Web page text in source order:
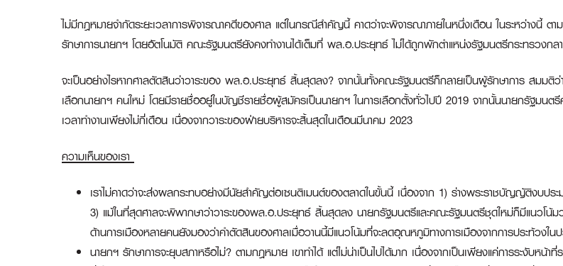
ไม่มีกฎหมายจำกัดระยะเวลาการพิจารณาคดีของศาล แต่ในกรณีสำคัญนี้ คาดว่าจะพิจารณาภายในหนึ่งเดือน ในระหว่าง
รักษาการนายกฯ โดยอัตโนมัติ คณะรัฐมนตรียังคงทำงานได้เต็มที่ พล.อ.ประยุทธ์ ไม่ได้ถูกพักตำแหน่งรัฐมนตรีกระทรวงกลา
จะเป็นอย่างไรหากศาลตัดสินว่าวาระของ พล.อ.ประยุทธ์ สิ้นสุดลง? จากนั้นทั้งคณะรัฐมนตรีก็กลายเป็นผู้รักษาการ สมมติ
เลือกนายกฯ คนใหม่ โดยมีรายชื่ออยู่ในบัญชีรายชื่อผู้สมัครเป็นนายกฯ ในการเลือกตั้งทั่วไปปี 2019 จากนั้นนายกรัฐมน
เวลาทำงานเพียงไม่กี่เดือน เนื่องจากวาระของฝ่ายบริหารจะสิ้นสุดในเดือนมีนาคม 2023
ความเห็นของเรา
เราไม่คาดว่าจะส่งผลกระทบอย่างมีนัยสำคัญต่อเซนติเมนต์ของตลาดในขั้นนี้ เนื่องจาก 1) ร่างพระราชบัญญัติงบป
3) แม้ในที่สุดศาลจะพิพากษาว่าวาระของพล.อ.ประยุทธ์ สิ้นสุดลง นายกรัฐมนตรีและคณะรัฐมนตรีชุดใหม่ก็มีแนวโน้
ด้านการเมืองหลายคนยังมองว่าคำตัดสินของศาลเมื่อวานนี้มีแนวโน้มที่จะลดอุณหภูมิทางการเมืองจากการประท้วงในป
นายกฯ รักษาการจะยุบสภาหรือไม่? ตามกฎหมาย เขาทำได้ แต่ไม่น่าเป็นไปได้มาก เนื่องจากเป็นเพียงแค่การระงับห